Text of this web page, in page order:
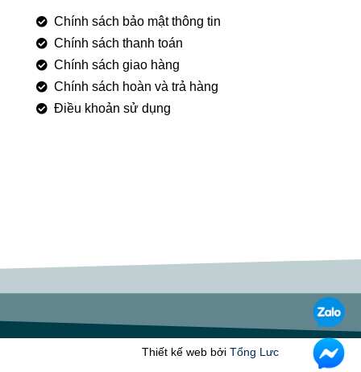
Chính sách bảo mật thông tin
Chính sách thanh toán
Chính sách giao hàng
Chính sách hoàn và trả hàng
Điều khoản sử dụng
Thiết kế web bởi Tổng Lưc